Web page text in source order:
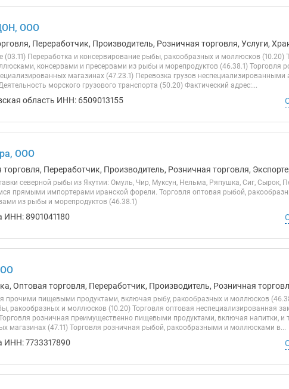
ООО
Переработчик, Производитель, Розничная торговля, Услуги,
(03.11) Переработка и консервирование рыбы, ракообразных и моллюсков (10.20)
консервами и пресервами из рыбы и морепродуктов (46.38.1) Торговля
магазинах (47.23.1) Перевозка грузов
морского грузового транспорта (50.20) Фактический адрес:...
область ИНН: 6509013155
ООО
Переработчик, Производитель, Розничная торговля,
северной рыбы из Якутии: Омуль, Чир, Муксун, Нельма, Ряпушка, Сиг, Сырок,
прямыми импортерами иранской форели. Торговля оптовая рыбой,
из рыбы и морепродуктов (46.38.1)
ИНН: 8901041180
Оптовая торговля, Переработчик, Производитель, Розничная
прочими пищевыми продуктами, включая рыбу, ракообразных и моллюсков
ракообразных и моллюсков (10.20) Торговля оптовая неспециализированная
розничная преимущественно пищевыми продуктами, включая напитки,
магазинах (47.11) Торговля розничная рыбой, ракообразными и моллюсками в...
ИНН: 7733317890